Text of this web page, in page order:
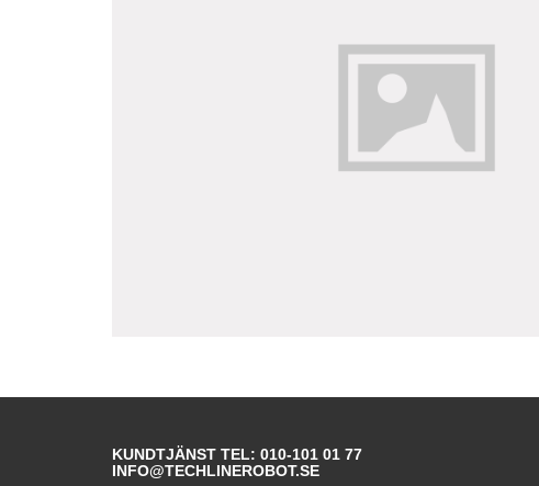
KUNDTJÄNST TEL: 010-101 01 77
INFO@TECHLINEROBOT.SE